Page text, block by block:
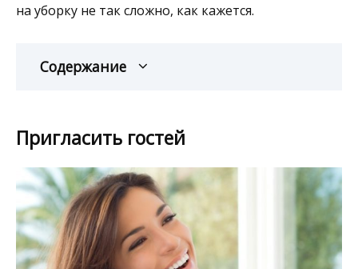
на уборку не так сложно, как кажется.
Содержание
Пригласить гостей